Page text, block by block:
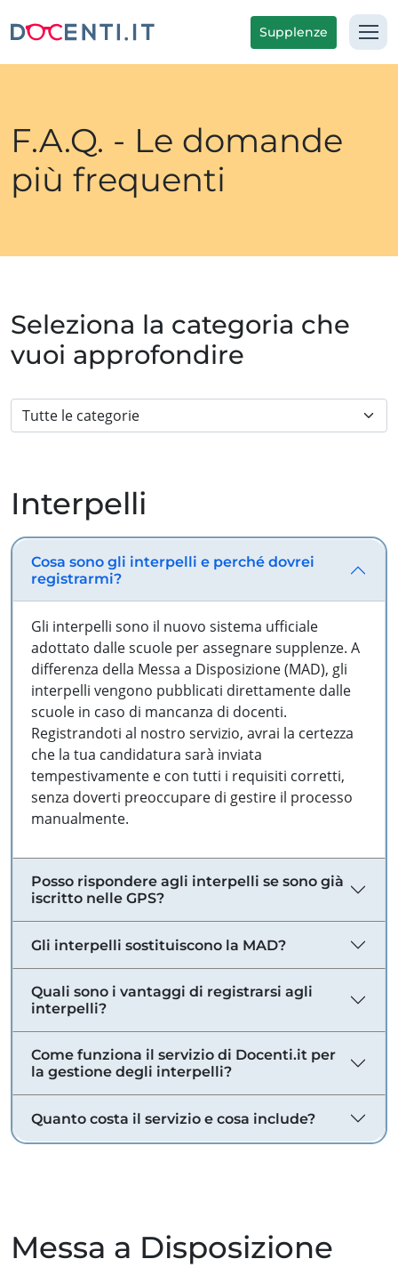
Supplenze
F.A.Q. - Le domande
più frequenti
Seleziona la categoria che
vuoi approfondire
Interpelli
Cosa sono gli interpelli e perché dovrei
registrarmi?
Gli interpelli sono il nuovo sistema ufficiale
adottato dalle scuole per assegnare supplenze. A
differenza della Messa a Disposizione (MAD), gli
interpelli vengono pubblicati direttamente dalle
scuole in caso di mancanza di docenti.
Registrandoti al nostro servizio, avrai la certezza
che la tua candidatura sarà inviata
tempestivamente e con tutti i requisiti corretti,
senza doverti preoccupare di gestire il processo
manualmente.
Posso rispondere agli interpelli se sono già
iscritto nelle GPS?
Gli interpelli sostituiscono la MAD?
Quali sono i vantaggi di registrarsi agli
interpelli?
Come funziona il servizio di Docenti.it per
la gestione degli interpelli?
Quanto costa il servizio e cosa include?
Messa a Disposizione